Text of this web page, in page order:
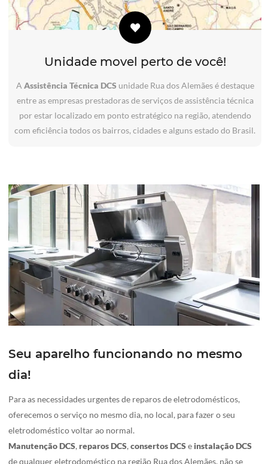
Unidade movel perto de você!
A Assistência Técnica DCS unidade Rua dos Alemães é destaque
entre as empresas prestadoras de serviços de assistência técnica
por estar localizado em ponto estratégico na região, atendendo
com eficiência todos os bairros, cidades e alguns estado do Brasil.
Seu aparelho funcionando no mesmo
dia!
Para as necessidades urgentes de reparos de eletrodomésticos,
oferecemos o serviço no mesmo dia, no local, para fazer o seu
eletrodoméstico voltar ao normal.
Manutenção DCS, reparos DCS, consertosDCSe instalaçãoDCS
de qualquer eletrodoméstico na região Rua dos Alemães, não se